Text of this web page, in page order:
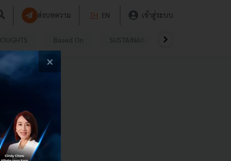
ส่งบทความ TH EN เข้าสู่ระบบ
Based On SUSTAINABLE
×